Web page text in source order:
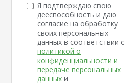
Я подтверждаю свою
дееспособность и даю
согласие на обработку
своих персональных
данных в соответствии с
политикой о
конфиденциальности и
передаче персональных
данных и